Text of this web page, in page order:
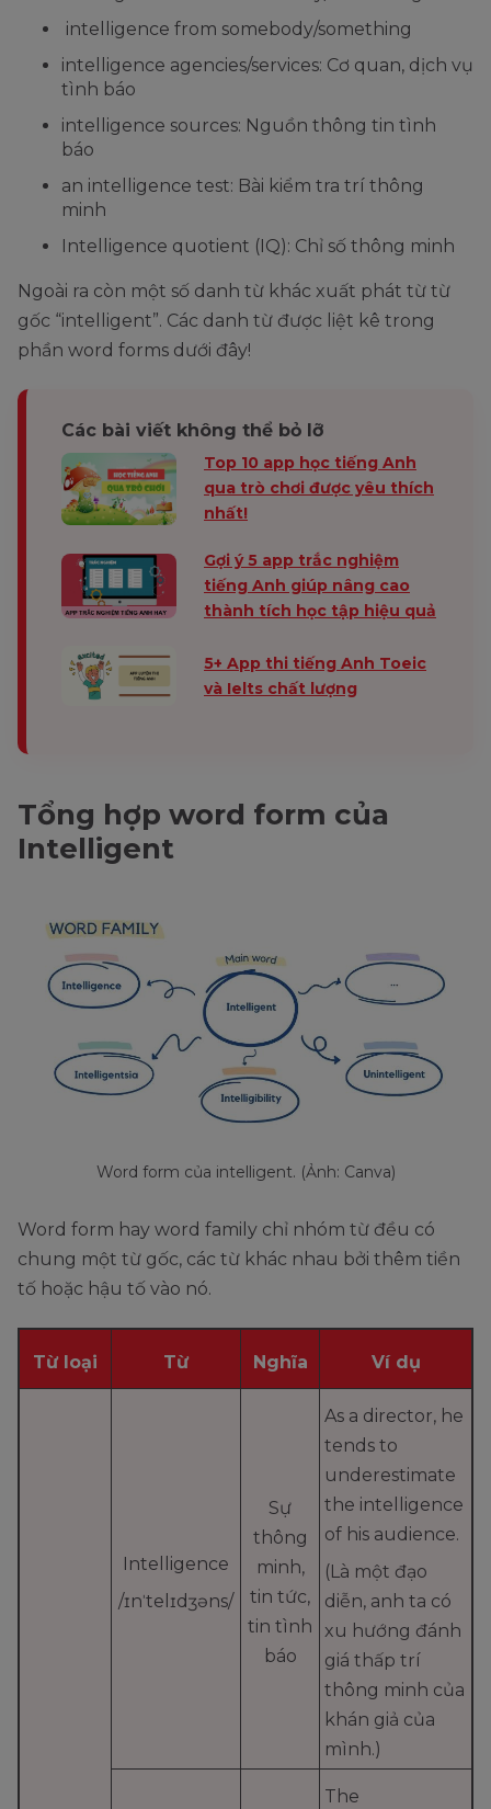
intelligence from somebody/something
intelligence agencies/services: Cơ quan, dịch vụ
tình báo
intelligence sources: Nguồn thông tin tình
báo
an intelligence test: Bài kiểm tra trí thông
minh
Intelligence quotient (IQ): Chỉ số thông minh
Ngoài ra còn một số danh từ khác xuất phát từ từ
gốc “intelligent”. Các danh từ được liệt kê trong
phần word forms dưới đây!
Các bài viết không thể bỏ lỡ
Top 10 app học tiếng Anh
qua trò chơi được yêu thích
nhất!
Gợi ý 5 app trắc nghiệm
tiếng Anh giúp nâng cao
thành tích học tập hiệu quả
5+ App thi tiếng Anh Toeic
và Ielts chất lượng
Tổng hợp word form của
Intelligent
Word form của intelligent. (Ảnh: Canva)
Word form hay word family chỉ nhóm từ đều có
chung một từ gốc, các từ khác nhau bởi thêm tiền
tố hoặc hậu tố vào nó.
Từ loại Từ Nghĩa Ví dụ
Intelligence
/ɪnˈtelɪdʒəns/
Sự
thông
minh,
tin tức,
tin tình
báo
As a director, he
tends to
underestimate
the intelligence
of his audience.
(Là một đạo
diễn, anh ta có
xu hướng đánh
giá thấp trí
thông minh của
khán giả của
mình.)
The